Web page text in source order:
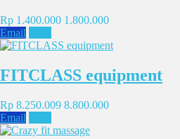
Rp 1.400.000 1.800.000
Email
FITCLASS equipment
Rp 8.250.009 8.800.000
Email